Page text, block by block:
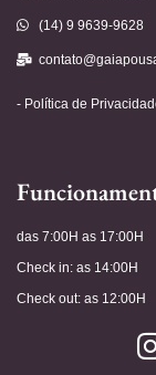
(14) 9 9639-9628
- Política de
das 7:00H as 17:00H
Check in: as 14:00H
Check out: as 12:00H